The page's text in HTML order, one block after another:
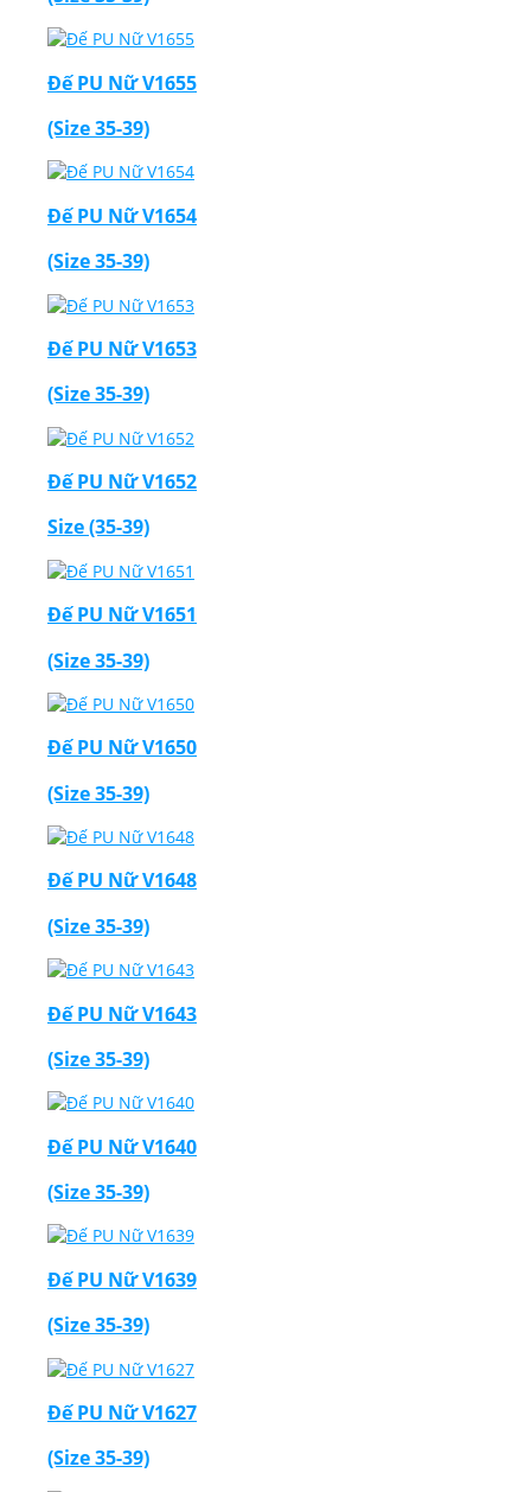
Đế PU Nữ V1655
(Size 35-39)
Đế PU Nữ V1654
(Size 35-39)
Đế PU Nữ V1653
(Size 35-39)
Đế PU Nữ V1652
Size (35-39)
Đế PU Nữ V1651
(Size 35-39)
Đế PU Nữ V1650
(Size 35-39)
Đế PU Nữ V1648
(Size 35-39)
Đế PU Nữ V1643
(Size 35-39)
Đế PU Nữ V1640
(Size 35-39)
Đế PU Nữ V1639
(Size 35-39)
Đế PU Nữ V1627
(Size 35-39)